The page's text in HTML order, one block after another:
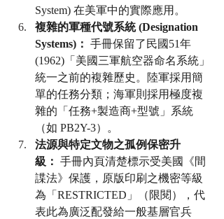
System) 在美軍中的實際應用。
複雜的軍種代號系統 (Designation
Systems)： 手冊保留了民國51年
(1962)「美國三軍航空器命名系統」
統一之前的複雜歷史。陸軍採用簡
單的任務分類；海軍則採用極度複
雜的「任務+製造商+型號」系統
（如 PB2Y-3）。
法源與特定文物之孤例保密升
級： 手冊內頁清楚標示受美國《間
諜法》保護，原版印刷之機密等級
為「RESTRICTED」（限閱），代
表此為廣泛配發給一般基層官兵